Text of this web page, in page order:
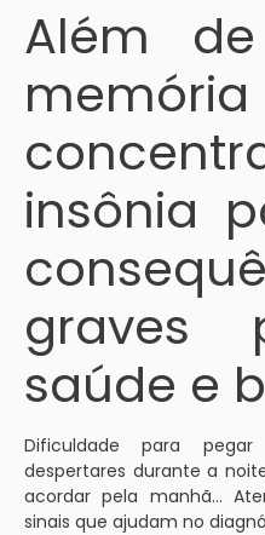
Além
insônia
graves
saúde e
Dificuldade para
despertares durante a
acordar pela manhã…
sinais que ajudam no